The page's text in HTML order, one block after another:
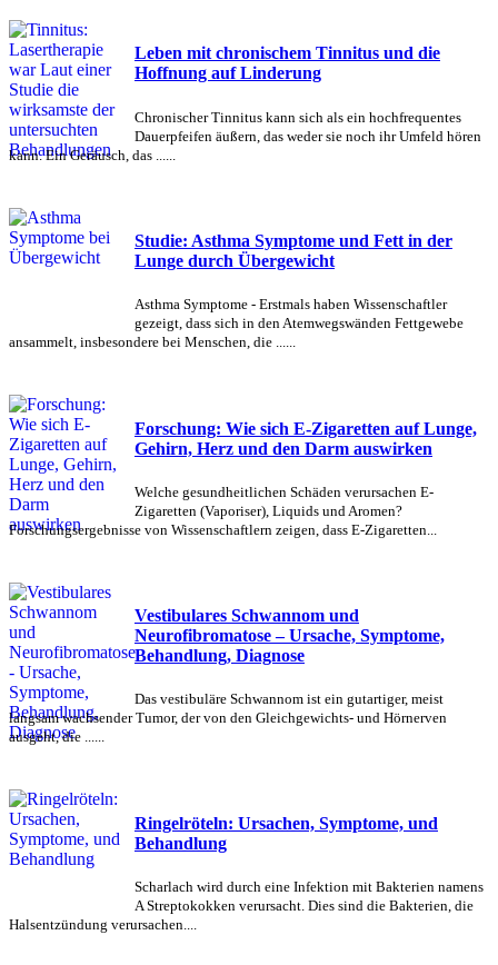
Leben mit chronischem Tinnitus und die
Hoffnung auf Linderung
Chronischer Tinnitus kann sich als ein hochfrequentes
Dauerpfeifen äußern, das weder sie noch ihr Umfeld hören
kann. Ein Geräusch, das ......
Studie: Asthma Symptome und Fett in der
Lunge durch Übergewicht
Asthma Symptome - Erstmals haben Wissenschaftler
gezeigt, dass sich in den Atemwegswänden Fettgewebe
ansammelt, insbesondere bei Menschen, die ......
Forschung: Wie sich E-Zigaretten auf Lunge,
Gehirn, Herz und den Darm auswirken
Welche gesundheitlichen Schäden verursachen E-
Zigaretten (Vaporiser), Liquids und Aromen?
Forschungsergebnisse von Wissenschaftlern zeigen, dass E-Zigaretten...
Vestibulares Schwannom und
Neurofibromatose – Ursache, Symptome,
Behandlung, Diagnose
Das vestibuläre Schwannom ist ein gutartiger, meist
langsam wachsender Tumor, der von den Gleichgewichts- und Hörnerven
ausgeht, die ......
Ringelröteln: Ursachen, Symptome, und
Behandlung
Scharlach wird durch eine Infektion mit Bakterien namens
A Streptokokken verursacht. Dies sind die Bakterien, die
Halsentzündung verursachen....